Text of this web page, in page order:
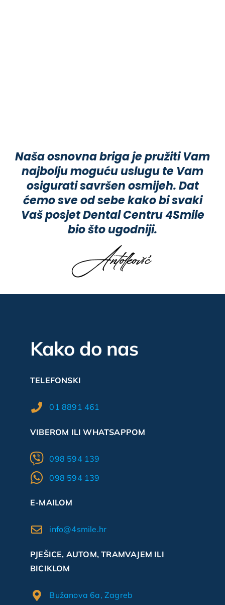
Naša osnovna briga je pružiti Vam
najbolju moguću uslugu te Vam
osigurati savršen osmijeh. Dat
ćemo sve od sebe kako bi svaki
Vaš posjet Dental Centru 4Smile
bio što ugodniji.
Kako do nas
TELEFONSKI
01 8891 461
VIBEROM ILI WHATSAPPOM
098 594 139
098 594 139
E-MAILOM
info@4smile.hr
PJEŠICE, AUTOM, TRAMVAJEM ILI
BICIKLOM
Bužanova 6a, Zagreb